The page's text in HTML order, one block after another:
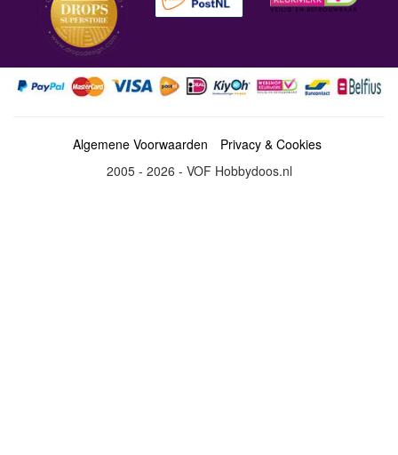
Algemene Voorwaarden
Privacy & Cookies
2005 - 2026 - VOF Hobbydoos.nl